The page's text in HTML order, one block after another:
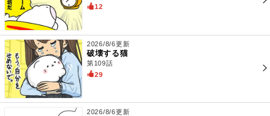
12
2026/8/6更新
破壊する猫
第109話
29
2026/8/6更新